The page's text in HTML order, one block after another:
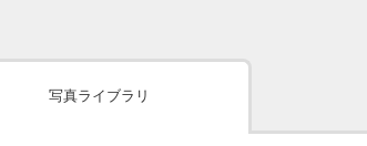
写真ライブラリ